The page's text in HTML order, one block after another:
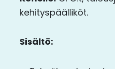
kehityspäälliköt.
Sisältö: